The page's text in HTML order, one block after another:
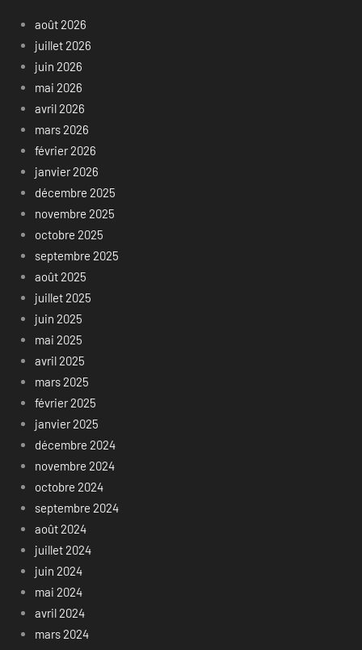
août 2026
juillet 2026
juin 2026
mai 2026
avril 2026
mars 2026
février 2026
janvier 2026
décembre 2025
novembre 2025
octobre 2025
septembre 2025
août 2025
juillet 2025
juin 2025
mai 2025
avril 2025
mars 2025
février 2025
janvier 2025
décembre 2024
novembre 2024
octobre 2024
septembre 2024
août 2024
juillet 2024
juin 2024
mai 2024
avril 2024
mars 2024